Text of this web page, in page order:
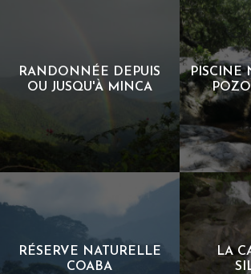
POUR LES
RANDONNÉE DEPUIS
OU JUSQU'À MINCA
RANDONNÉE DEPUIS OU
JUSQU'À MINCA
PISCINE
30MIN DE
AMOR
RÉSERVE NATURELLE
COABA
LA